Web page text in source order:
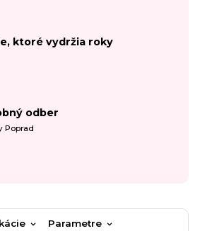
ktoré vydržia roky
odber
Poprad
Parametre